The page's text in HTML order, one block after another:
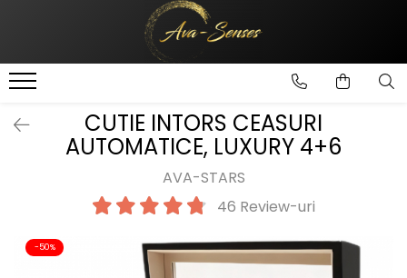
INGRIJIRE SI FRUMUSETE
CUTIE INTORS CEASURI
AUTOMATICE, LUXURY 4+6
AVA-STARS
46 Review-uri
-50%